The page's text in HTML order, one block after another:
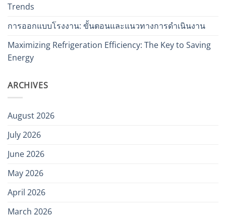
Trends
การออกแบบโรงงาน: ขั้นตอนและแนวทางการดำเนินงาน
Maximizing Refrigeration Efficiency: The Key to Saving
Energy
ARCHIVES
August 2026
July 2026
June 2026
May 2026
April 2026
March 2026